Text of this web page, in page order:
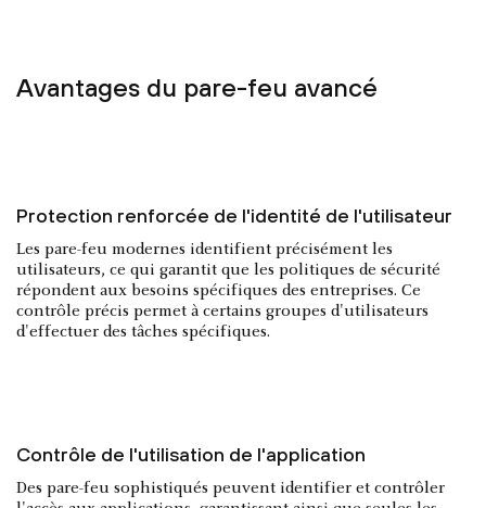
Avantages du pare-feu avancé
Protection renforcée de l'identité de l'utilisateur
Les pare-feu modernes identifient précisément les
utilisateurs, ce qui garantit que les politiques de sécurité
répondent aux besoins spécifiques des entreprises. Ce
contrôle précis permet à certains groupes d'utilisateurs
d'effectuer des tâches spécifiques.
Contrôle de l'utilisation de l'application
Des pare-feu sophistiqués peuvent identifier et contrôler